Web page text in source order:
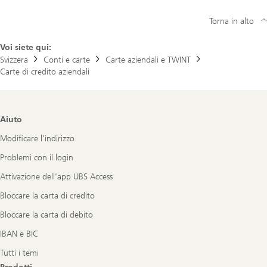
Voi siete qui:
Svizzera
Conti e carte
Carte aziendali e TWINT
Carte di credito aziendali
Torna in alto
Footer
Aiuto
Modificare l’indirizzo
Problemi con il login
Attivazione dell'app UBS Access
Bloccare la carta di credito
Bloccare la carta di debito
IBAN e BIC
Tutti i temi